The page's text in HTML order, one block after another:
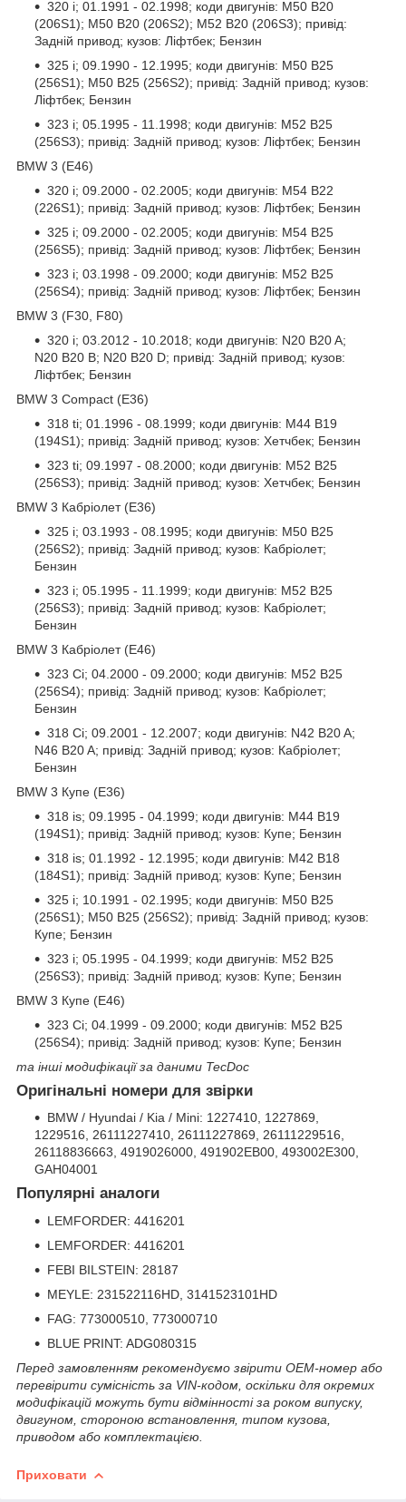
320 i; 01.1991 - 02.1998; коди двигунів: M50 B20
(206S1); M50 B20 (206S2); M52 B20 (206S3); привід:
Задній привод; кузов: Ліфтбек; Бензин
325 i; 09.1990 - 12.1995; коди двигунів: M50 B25
(256S1); M50 B25 (256S2); привід: Задній привод; кузов:
Ліфтбек; Бензин
323 i; 05.1995 - 11.1998; коди двигунів: M52 B25
(256S3); привід: Задній привод; кузов: Ліфтбек; Бензин
BMW 3 (E46)
320 i; 09.2000 - 02.2005; коди двигунів: M54 B22
(226S1); привід: Задній привод; кузов: Ліфтбек; Бензин
325 i; 09.2000 - 02.2005; коди двигунів: M54 B25
(256S5); привід: Задній привод; кузов: Ліфтбек; Бензин
323 i; 03.1998 - 09.2000; коди двигунів: M52 B25
(256S4); привід: Задній привод; кузов: Ліфтбек; Бензин
BMW 3 (F30, F80)
320 i; 03.2012 - 10.2018; коди двигунів: N20 B20 A;
N20 B20 B; N20 B20 D; привід: Задній привод; кузов:
Ліфтбек; Бензин
BMW 3 Compact (E36)
318 ti; 01.1996 - 08.1999; коди двигунів: M44 B19
(194S1); привід: Задній привод; кузов: Хетчбек; Бензин
323 ti; 09.1997 - 08.2000; коди двигунів: M52 B25
(256S3); привід: Задній привод; кузов: Хетчбек; Бензин
BMW 3 Кабріолет (E36)
325 i; 03.1993 - 08.1995; коди двигунів: M50 B25
(256S2); привід: Задній привод; кузов: Кабріолет;
Бензин
323 i; 05.1995 - 11.1999; коди двигунів: M52 B25
(256S3); привід: Задній привод; кузов: Кабріолет;
Бензин
BMW 3 Кабріолет (E46)
323 Ci; 04.2000 - 09.2000; коди двигунів: M52 B25
(256S4); привід: Задній привод; кузов: Кабріолет;
Бензин
318 Ci; 09.2001 - 12.2007; коди двигунів: N42 B20 A;
N46 B20 A; привід: Задній привод; кузов: Кабріолет;
Бензин
BMW 3 Купе (E36)
318 is; 09.1995 - 04.1999; коди двигунів: M44 B19
(194S1); привід: Задній привод; кузов: Купе; Бензин
318 is; 01.1992 - 12.1995; коди двигунів: M42 B18
(184S1); привід: Задній привод; кузов: Купе; Бензин
325 i; 10.1991 - 02.1995; коди двигунів: M50 B25
(256S1); M50 B25 (256S2); привід: Задній привод; кузов:
Купе; Бензин
323 i; 05.1995 - 04.1999; коди двигунів: M52 B25
(256S3); привід: Задній привод; кузов: Купе; Бензин
BMW 3 Купе (E46)
323 Ci; 04.1999 - 09.2000; коди двигунів: M52 B25
(256S4); привід: Задній привод; кузов: Купе; Бензин
та інші модифікації за даними TecDoc
Оригінальні номери для звірки
BMW / Hyundai / Kia / Mini: 1227410, 1227869,
1229516, 26111227410, 26111227869, 26111229516,
26118836663, 4919026000, 491902EB00, 493002E300,
GAH04001
Популярні аналоги
LEMFORDER: 4416201
LEMFORDER: 4416201
FEBI BILSTEIN: 28187
MEYLE: 231522116HD, 3141523101HD
FAG: 773000510, 773000710
BLUE PRINT: ADG080315
Перед замовленням рекомендуємо звірити OEM-номер або
перевірити сумісність за VIN-кодом, оскільки для окремих
модифікацій можуть бути відмінності за роком випуску,
двигуном, стороною встановлення, типом кузова,
приводом або комплектацією.
Приховати